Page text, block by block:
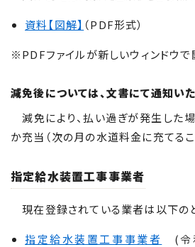
資料【図解】 （PDF形式）
※PDFファイルが新しいウィンドウで
減免後については、文書にて通知いた
減免により、払い過ぎが発生した場
か充当（次の月の水道料金に充てるこ
指定給水装置工事事業者
現在登録されている業者は以下のと
指定給水装置工事事業者
(令